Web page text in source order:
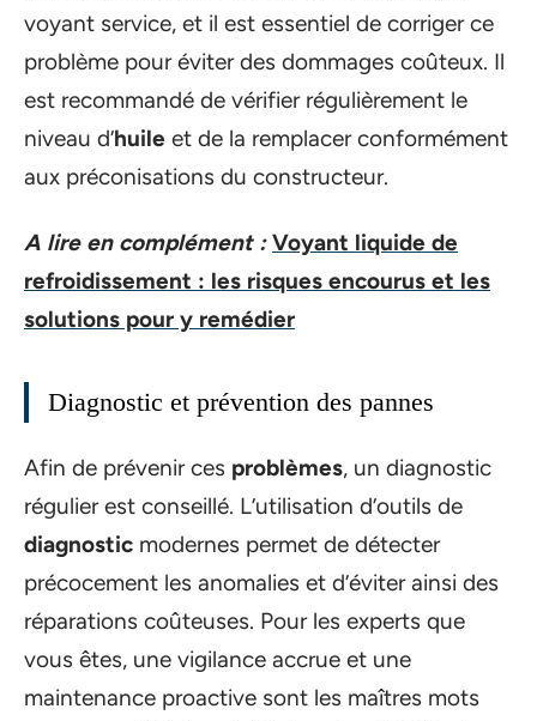
voyant service, et il est essentiel de corriger ce
problème pour éviter des dommages coûteux. Il
est recommandé de vérifier régulièrement le
niveau d’huile et de la remplacer conformément
aux préconisations du constructeur.
A lire en complément : Voyant liquide de
refroidissement : les risques encourus et les
solutions pour y remédier
Diagnostic et prévention des pannes
Afin de prévenir ces problèmes, un diagnostic
régulier est conseillé. L’utilisation d’outils de
diagnostic modernes permet de détecter
précocement les anomalies et d’éviter ainsi des
réparations coûteuses. Pour les experts que
vous êtes, une vigilance accrue et une
maintenance proactive sont les maîtres mots